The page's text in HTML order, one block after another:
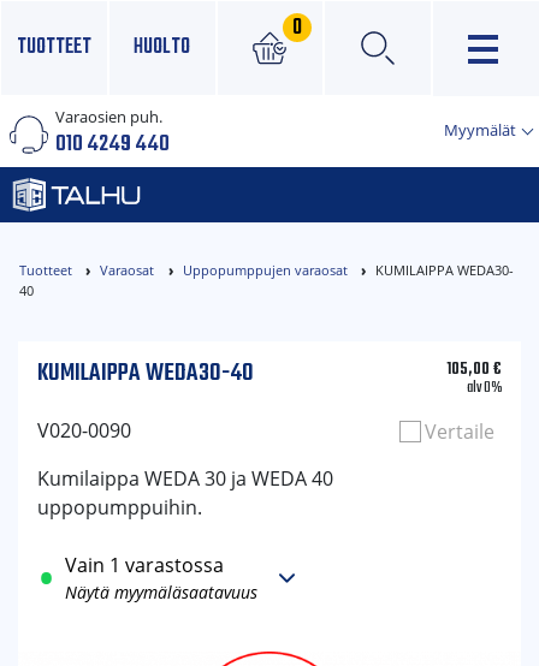
TUOTTEET HUOLTO
0
×
Varaosien puh.
010 4249 440 Myymälät
Tuotteet Varaosat Uppopumppujen varaosat
KUMILAIPPA WEDA30-
40
KUMILAIPPA WEDA30-40 105,00€
alv 0%
V020-0090
Vertaile
Kumilaippa WEDA 30 ja WEDA 40
uppopumppuihin.
Vain 1 varastossa
Näytä myymäläsaatavuus